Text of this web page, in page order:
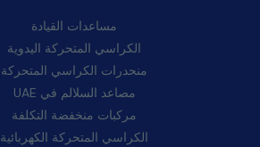
مساعدات القيادة
الكراسي المتحركة اليدوية
منحدرات الكراسي المتحركة
مصاعد السلالم في UAE
مركبات منخفضة التكلفة
الكراسي المتحركة الكهربائية